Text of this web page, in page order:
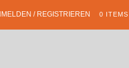
/ REGISTRIEREN 0